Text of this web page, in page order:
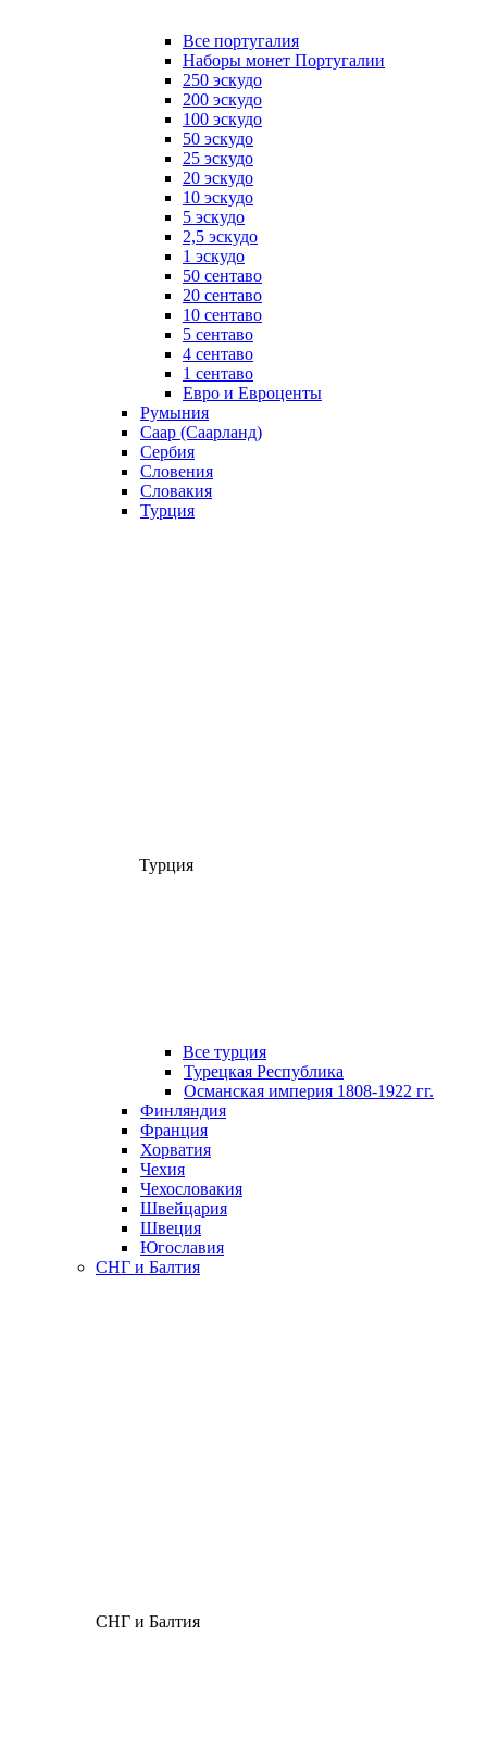
Все португалия
Наборы монет Португалии
250 эскудо
200 эскудо
100 эскудо
50 эскудо
25 эскудо
20 эскудо
10 эскудо
5 эскудо
2,5 эскудо
1 эскудо
50 сентаво
20 сентаво
10 сентаво
5 сентаво
4 сентаво
1 сентаво
Евро и Евроценты
Румыния
Саар (Саарланд)
Сербия
Словения
Словакия
Турция
Турция
Все турция
Турецкая Республика
Османская империя 1808-1922 гг.
Финляндия
Франция
Хорватия
Чехия
Чехословакия
Швейцария
Швеция
Югославия
СНГ и Балтия
СНГ и Балтия